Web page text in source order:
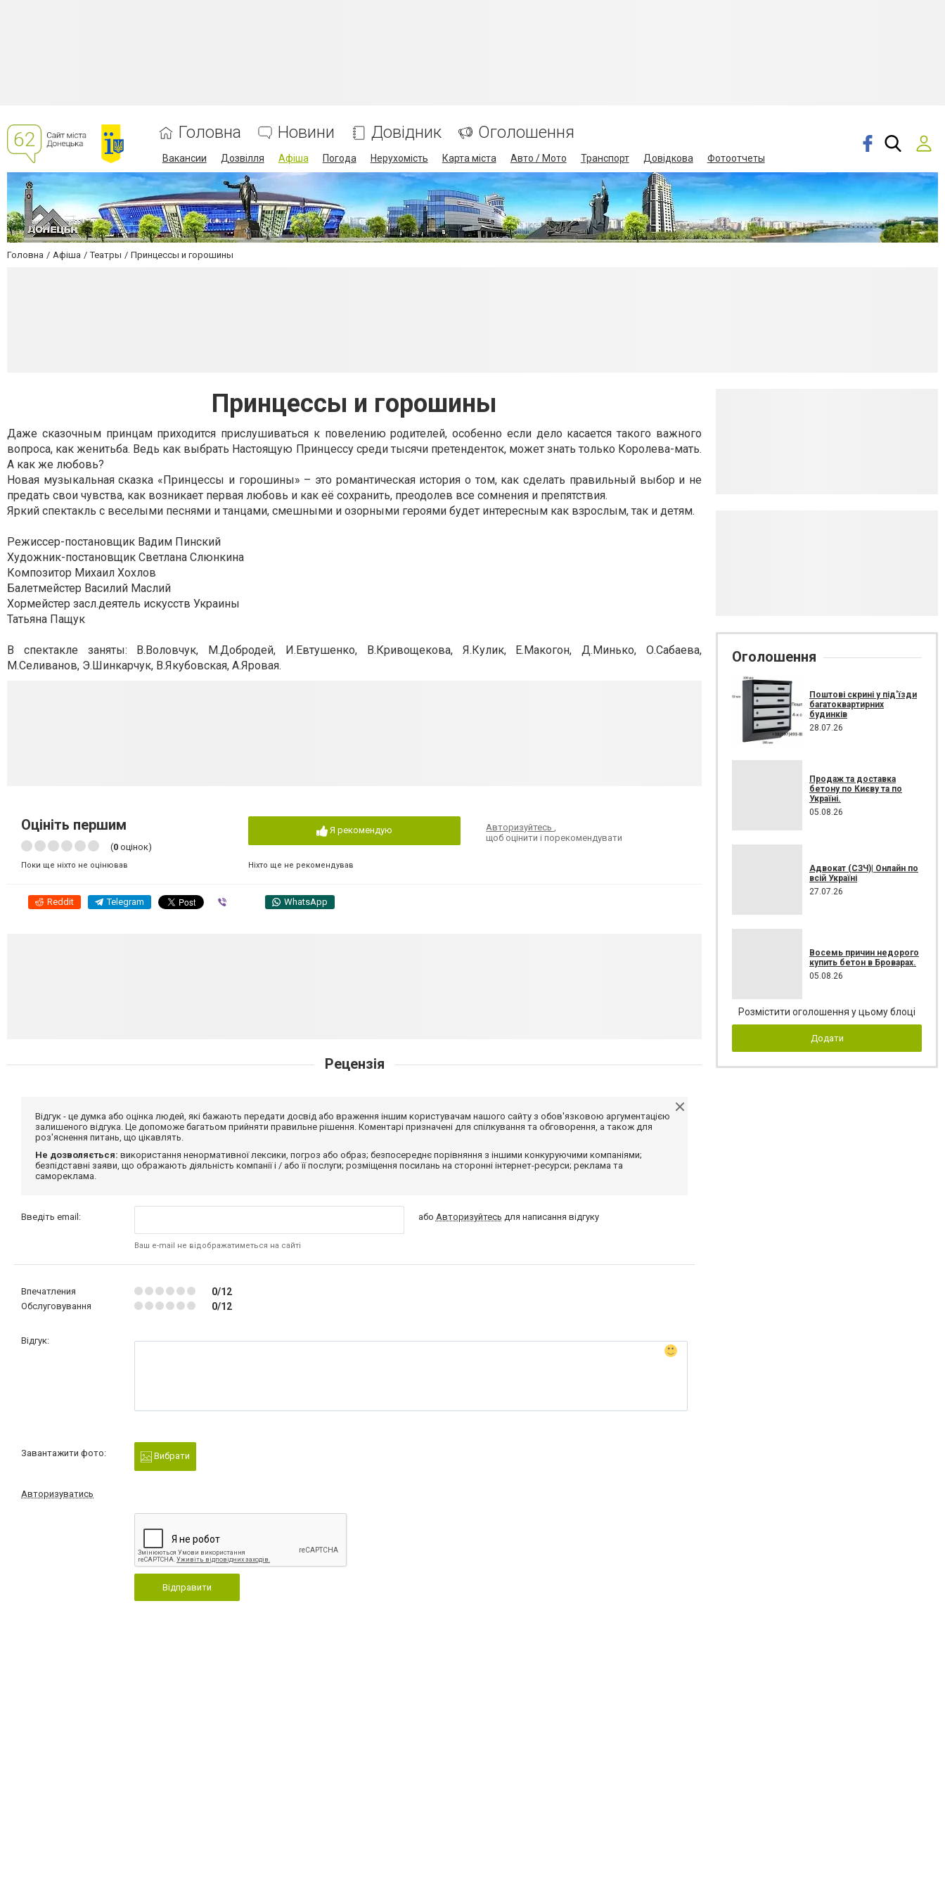
Головна Новини Довідник Оголошення
Вакансии Дозвілля Афіша Погода Нерухомість Карта міста Авто / Мото Транспорт Довідкова Фотоотчеты
Головна Афіша Театры Принцессы и горошины
Принцессы и горошины
Даже сказочным принцам приходится прислушиваться к повелению родителей, особенно если дело касается такого важного
вопроса, как женитьба. Ведь как выбрать Настоящую Принцессу среди тысячи претенденток, может знать только Королева-мать.
А как же любовь?
Новая музыкальная сказка «Принцессы и горошины» – это романтическая история о том, как сделать правильный выбор и не
предать свои чувства, как возникает первая любовь и как её сохранить, преодолев все сомнения и препятствия.
Яркий спектакль с веселыми песнями и танцами, смешными и озорными героями будет интересным как взрослым, так и детям.
Режиссер-постановщик Вадим Пинский
Художник-постановщик Светлана Слюнкина
Композитор Михаил Хохлов
Балетмейстер Василий Маслий
Хормейстер засл.деятель искусств Украины
Татьяна Пащук
В спектакле заняты: В.Воловчук, М.Добродей, И.Евтушенко, В.Кривощекова, Я.Кулик, Е.Макогон, Д.Минько, О.Сабаева,
М.Селиванов, Э.Шинкарчук, В.Якубовская, А.Яровая.
Оцініть першим
(0 оцінок)
Поки ще ніхто не оцінював
Я рекомендую
Ніхто ще не рекомендував
Авторизуйтесь,
щоб оцінити і порекомендувати
Reddit Telegram WhatsApp
Рецензія
Відгук - це думка або оцінка людей, які бажають передати досвід або враження іншим користувачам нашого сайту з обов'язковою аргументацією
залишеного відгука. Це допоможе багатьом прийняти правильне рішення. Коментарі призначені для спілкування та обговорення, а також для
роз'яснення питань, що цікавлять.
Не дозволяється: використання ненормативної лексики, погроз або образ; безпосереднє порівняння з іншими конкуруючими компаніями;
безпідставні заяви, що ображають діяльність компанії і / або її послуги; розміщення посилань на сторонні інтернет-ресурси; реклама та
самореклама.
Введіть email:
Ваш e-mail не відображатиметься на сайті
або Авторизуйтесь для написання відгуку
Впечатления 0/12
Обслуговування 0/12
Відгук:
Завантажити фото: Вибрати
Авторизуватись
Відправити
Оголошення
Поштові скрині у під'їзди
багатоквартирних
будинків
28.07.26
Продаж та доставка
бетону по Києву та по
Україні.
05.08.26
Адвокат (СЗЧ)| Онлайн по
всій Україні
27.07.26
Восемь причин недорого
купить бетон в Броварах.
05.08.26
Розмістити оголошення у цьому блоці
Додати